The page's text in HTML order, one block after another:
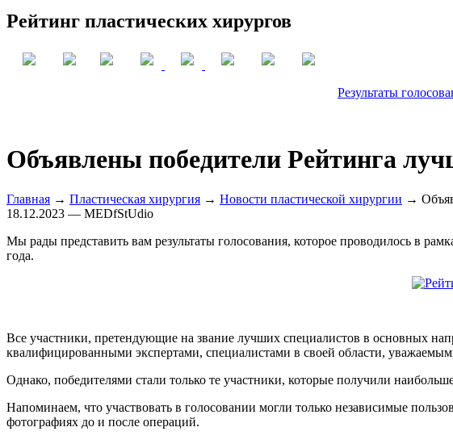
Рейтинг пластических хирургов
Результаты
Объявлены победители Рейтинга
Главная → Пластическая хирургия → Новости пластической хирургии →
18.12.2023 — MEDfStUdio
Мы рады представить вам результаты голосования, которое проводилось в
года.
Все участники, претендующие на звание лучших специалистов в основных
квалифицированными экспертами, специалистами в своей области,
Однако, победителями стали только те участники, которые получили
Напоминаем, что участвовать в голосовании могли только независимые
фотографиях до и после операций.